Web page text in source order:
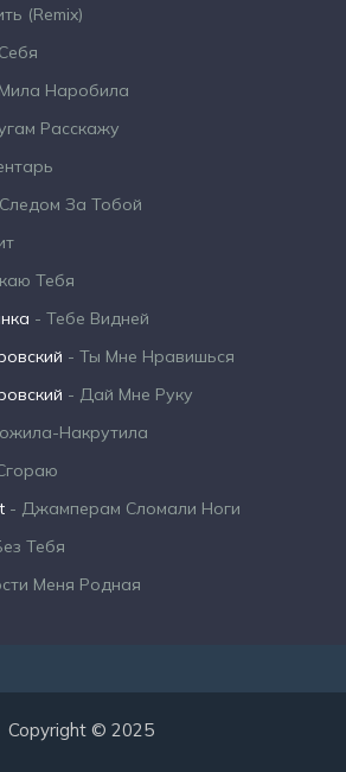
(Remix)
Наробила
Расскажу
За Тобой
Тебя
- Тебе Видней
- Ты Мне Нравишься
- Дай Мне Руку
Накрутила
- Джамперам Сломали Ноги
Тебя
Меня Родная
Copyright © 2025